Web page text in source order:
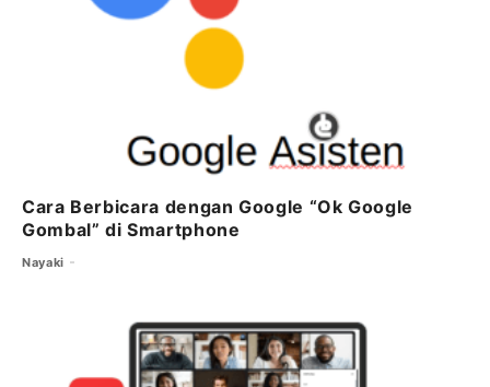
Cara Berbicara dengan Google “Ok Google
Gombal” di Smartphone
Nayaki